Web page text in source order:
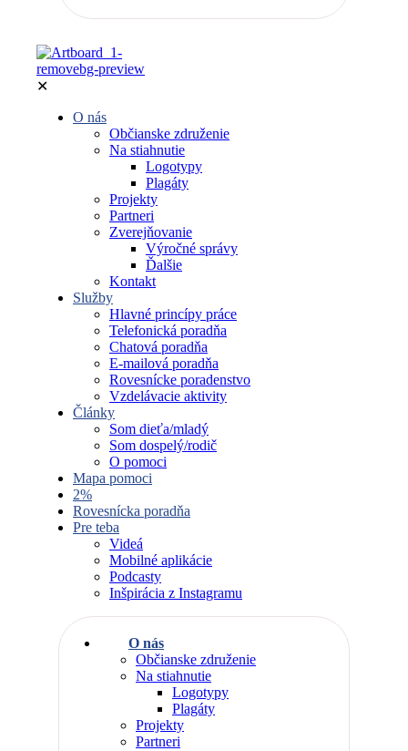
✕
O nás
Občianske združenie
Na stiahnutie
Logotypy
Plagáty
Projekty
Partneri
Zverejňovanie
Výročné správy
Ďalšie
Kontakt
Služby
Hlavné princípy práce
Telefonická poradňa
Chatová poradňa
E-mailová poradňa
Rovesnícke poradenstvo
Vzdelávacie aktivity
Články
Som dieťa/mladý
Som dospelý/rodič
O pomoci
Mapa pomoci
2%
Rovesnícka poradňa
Pre teba
Videá
Mobilné aplikácie
Podcasty
Inšpirácia z Instagramu
O nás
Občianske združenie
Na stiahnutie
Logotypy
Plagáty
Projekty
Partneri